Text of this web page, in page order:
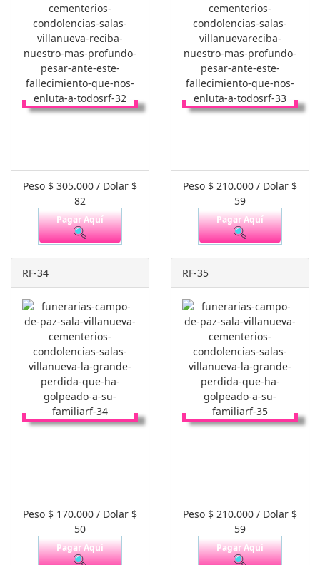
Peso $ 305.000 / Dolar $
82
Pagar Aquí
Peso $ 210.000 / Dolar $
59
Pagar Aquí
RF-34
Peso $ 170.000 / Dolar $
50
Pagar Aquí
RF-35
Peso $ 210.000 / Dolar $
59
Pagar Aquí